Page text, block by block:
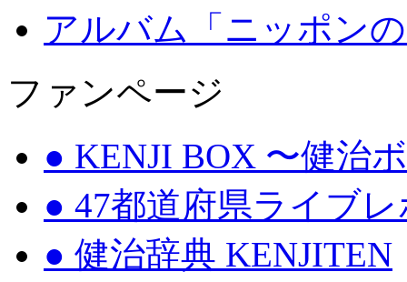
アルバム「ニッポン
ファンページ
● KENJI BOX 〜健治
● 47都道府県ライブ
● 健治辞典 KENJITEN